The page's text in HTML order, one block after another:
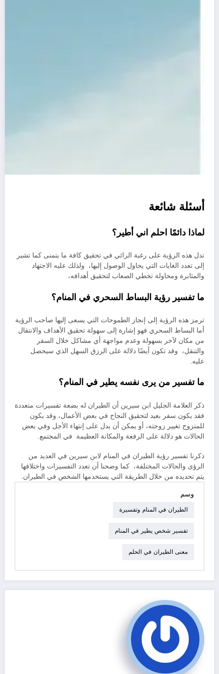
أسئلة شائعة
لماذا دائمًا احلم اني أطير؟
تدل هذه الرؤية على رغبة الرائي في تحقيق كافة ما يتمنى كما تشير
إلى تعدد الغايات التي يحاول الوصول إليها، ولذلك عليه الاجتهاد
والمثابرة ومحاولة تخطي الصعاب لتحقيق أهدافه،
ما تفسير رؤية البساط السحري في المنام؟
ترمز هذه الرؤية إلى إنجاز الطموحات التي يسعى إليها صاحب الرؤية
أما البساط السحري فهو إشارة إلى سهولة تحقيق الأهداف والانتقال
من مكان لآخر بسهولة وعدم مواجهة أي مشاكل خلال السفر
والتنقل، وقد تكون أيضًا دلالة على الرزق السهل الذي سيحصل
عليه.
ما تفسير من يرى نفسه يطير في المنام؟
ذكر العلامة الجليل ابن سيرين أن الطيران له بضعة تفسيرات متعددة
فقد يكون سفر بعيد لتحقيق النجاح في بعض الأعمال، وقد يكون
للمتزوج تغيير زوجته، أو يمكن أن يدل على إنتهاء الأجل وفي بعض
الحالات هو دلالة على الرفعة والمكانة العظيمة في المجتمع.
ذكرنا تفسير رؤية الطيران في المنام لابن سيرين في العديد من
الرؤى والحالات المختلفة، كما وضحنا أن تعدد التفسيرات واختلافها
يتم تحديده من خلال الطريقة التي يستخدمها الشخص في الطيران.
وسم
الطيران في المنام وتفسيرة
تفسير شخص يطير في المنام
معنى الطيران في الحلم